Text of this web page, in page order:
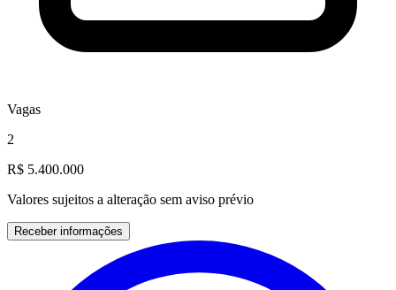
Vagas
2
R$ 5.400.000
Valores sujeitos a alteração sem aviso prévio
Receber informações